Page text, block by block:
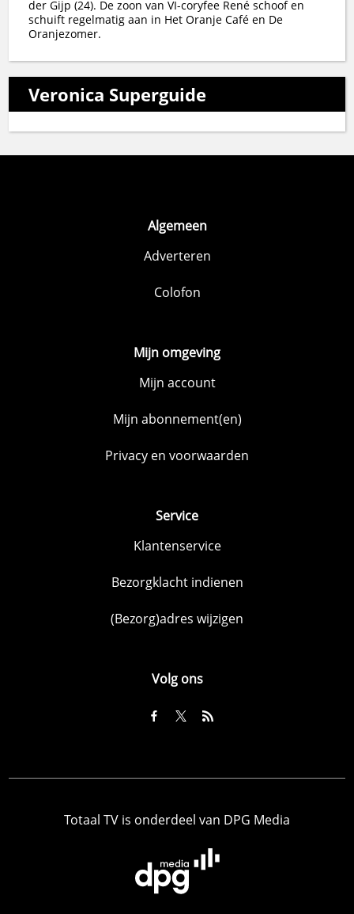
der Gijp (24). De zoon van VI-coryfee René schoof en
schuift regelmatig aan in Het Oranje Café en De
Oranjezomer.
Veronica Superguide
Algemeen
Adverteren
Colofon
Mijn omgeving
Mijn account
Mijn abonnement(en)
Privacy en voorwaarden
Service
Klantenservice
Bezorgklacht indienen
(Bezorg)adres wijzigen
Volg ons
Totaal TV is onderdeel van DPG Media